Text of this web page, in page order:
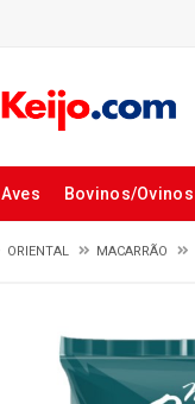
Aves Bovinos/Ovinos
ORIENTAL MACARRÃO